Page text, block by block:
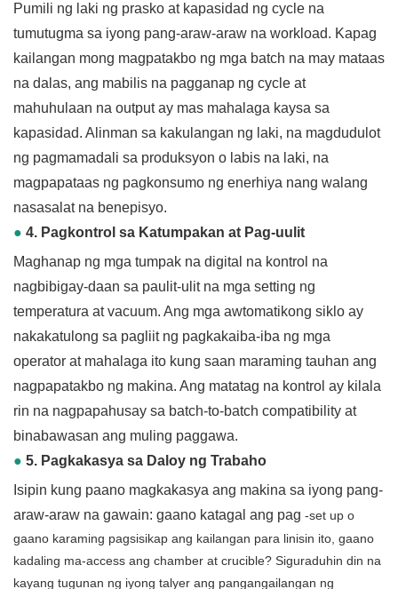
Pumili ng laki ng prasko at kapasidad ng cycle na
tumutugma sa iyong pang-araw-araw na workload. Kapag
kailangan mong magpatakbo ng mga batch na may mataas
na dalas, ang mabilis na pagganap ng cycle at
mahuhulaan na output ay mas mahalaga kaysa sa
kapasidad. Alinman sa kakulangan ng laki, na magdudulot
ng pagmamadali sa produksyon o labis na laki, na
magpapataas ng pagkonsumo ng enerhiya nang walang
nasasalat na benepisyo.
● 4. Pagkontrol sa Katumpakan at Pag-uulit
Maghanap ng mga tumpak na digital na kontrol na
nagbibigay-daan sa paulit-ulit na mga setting ng
temperatura at vacuum. Ang mga awtomatikong siklo ay
nakakatulong sa pagliit ng pagkakaiba-iba ng mga
operator at mahalaga ito kung saan maraming tauhan ang
nagpapatakbo ng makina. Ang matatag na kontrol ay kilala
rin na nagpapahusay sa batch-to-batch compatibility at
binabawasan ang muling paggawa.
● 5. Pagkakasya sa Daloy ng Trabaho
Isipin kung paano magkakasya ang makina sa iyong pang-
araw-araw na gawain: gaano katagal ang pag -set up o
gaano karaming pagsisikap ang kailangan para linisin ito, gaano
kadaling ma-access ang chamber at crucible? Siguraduhin din na
kayang tugunan ng iyong talyer ang pangangailangan ng